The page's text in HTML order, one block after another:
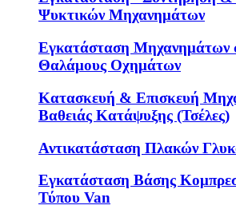
Ψυκτικών Μηχανημάτων
Εγκατάσταση Μηχανημάτων
Θαλάμους Οχημάτων
Κατασκευή & Επισκευή
Βαθειάς Κατάψυξης (Τσέλες)
Αντικατάσταση Πλακών
Εγκατάσταση Βάσης
Τύπου Van